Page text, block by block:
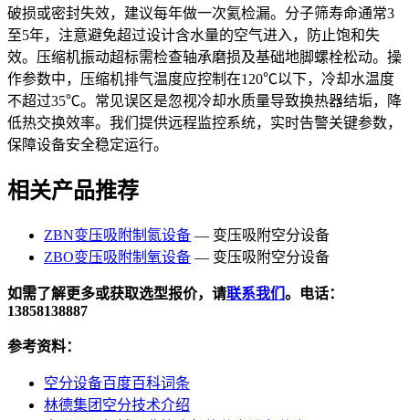
破损或密封失效，建议每年做一次氦检漏。分子筛寿命通常3
至5年，注意避免超过设计含水量的空气进入，防止饱和失
效。压缩机振动超标需检查轴承磨损及基础地脚螺栓松动。操
作参数中，压缩机排气温度应控制在120℃以下，冷却水温度
不超过35℃。常见误区是忽视冷却水质量导致换热器结垢，降
低热交换效率。我们提供远程监控系统，实时告警关键参数，
保障设备安全稳定运行。
相关产品推荐
ZBN变压吸附制氮设备 — 变压吸附空分设备
ZBO变压吸附制氧设备 — 变压吸附空分设备
如需了解更多或获取选型报价，请联系我们 。电话：
13858138887
参考资料：
空分设备百度百科词条
林德集团空分技术介绍